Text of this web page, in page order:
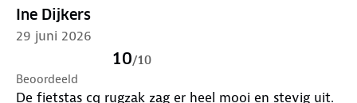
Comfortabel te dragen
schouderbanden en een enkel handvat.
Bevestigingshaakjes voor de fiets
te bevestigen en los te maken.
Ine Dijkers
29 juni 2026
10/10
Beoordeeld
De fietstas cq rugzak zag er heel mooi en stevig uit.